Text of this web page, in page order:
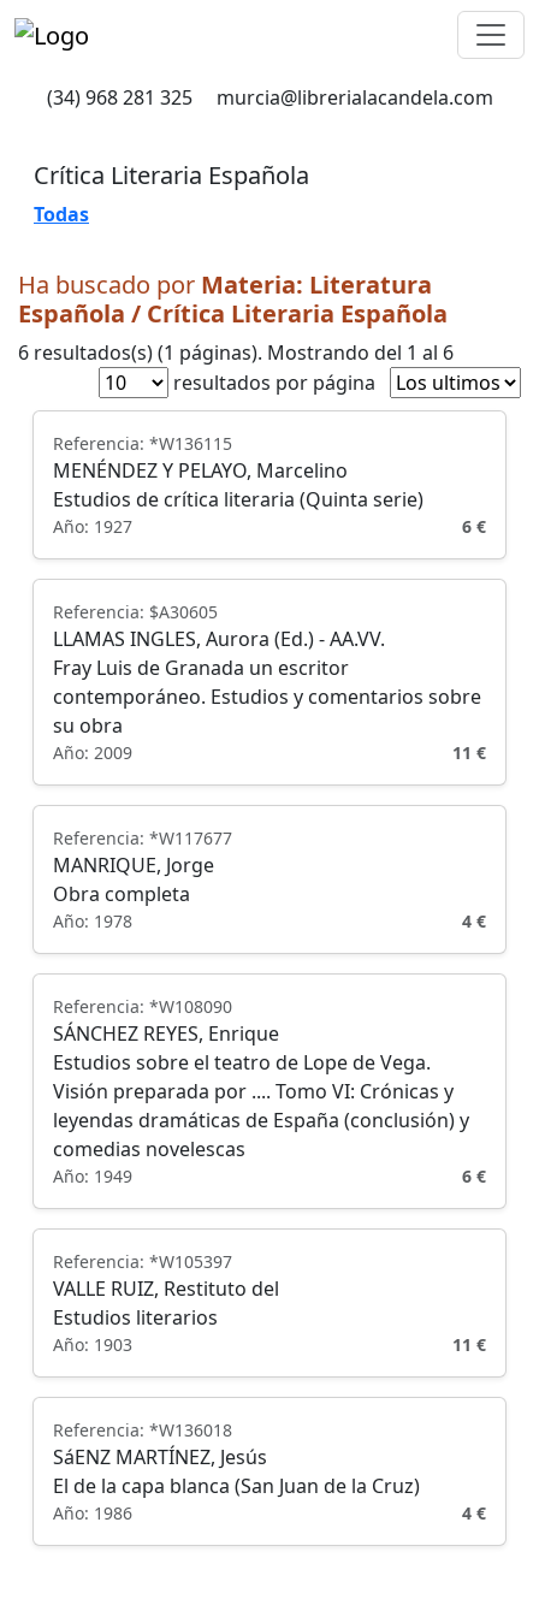
(34) 968 281 325 murcia@librerialacandela.com
Crítica Literaria Española
Todas
Ha buscado por Materia: Literatura
Española / Crítica Literaria Española
6 resultados(s) (1 páginas). Mostrando del 1 al 6
resultados por página
Referencia: *W136115
MENÉNDEZ Y PELAYO, Marcelino
Estudios de crítica literaria (Quinta serie)
Año: 1927 6 €
Referencia: $A30605
LLAMAS INGLES, Aurora (Ed.) - AA.VV.
Fray Luis de Granada un escritor
contemporáneo. Estudios y comentarios sobre
su obra
Año: 2009 11 €
Referencia: *W117677
MANRIQUE, Jorge
Obra completa
Año: 1978 4 €
Referencia: *W108090
SÁNCHEZ REYES, Enrique
Estudios sobre el teatro de Lope de Vega.
Visión preparada por .... Tomo VI: Crónicas y
leyendas dramáticas de España (conclusión) y
comedias novelescas
Año: 1949 6 €
Referencia: *W105397
VALLE RUIZ, Restituto del
Estudios literarios
Año: 1903 11 €
Referencia: *W136018
SáENZ MARTÍNEZ, Jesús
El de la capa blanca (San Juan de la Cruz)
Año: 1986 4 €